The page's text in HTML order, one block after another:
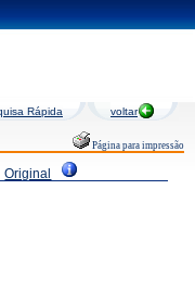
Rápida voltar
Página para impressão
Original